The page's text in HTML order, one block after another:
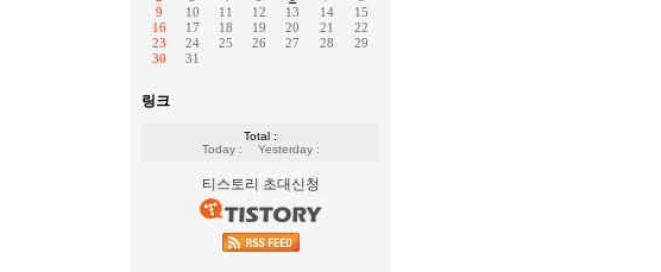
9
10 11 12 13 14
15
16
17 18 19 20 21
22
23
24 25 26 27 28
29
30
31
링크
Total :
Today :
Yesterday :
티스토리 초대신청